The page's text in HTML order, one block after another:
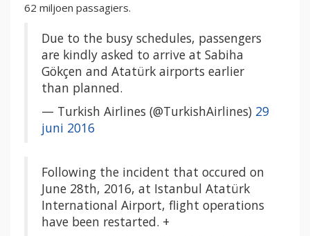
62 miljoen passagiers.
Due to the busy schedules, passengers
are kindly asked to arrive at Sabiha
Gökçen and Atatürk airports earlier
than planned.
— Turkish Airlines (@TurkishAirlines) 29
juni 2016
Following the incident that occured on
June 28th, 2016, at Istanbul Atatürk
International Airport, flight operations
have been restarted. +